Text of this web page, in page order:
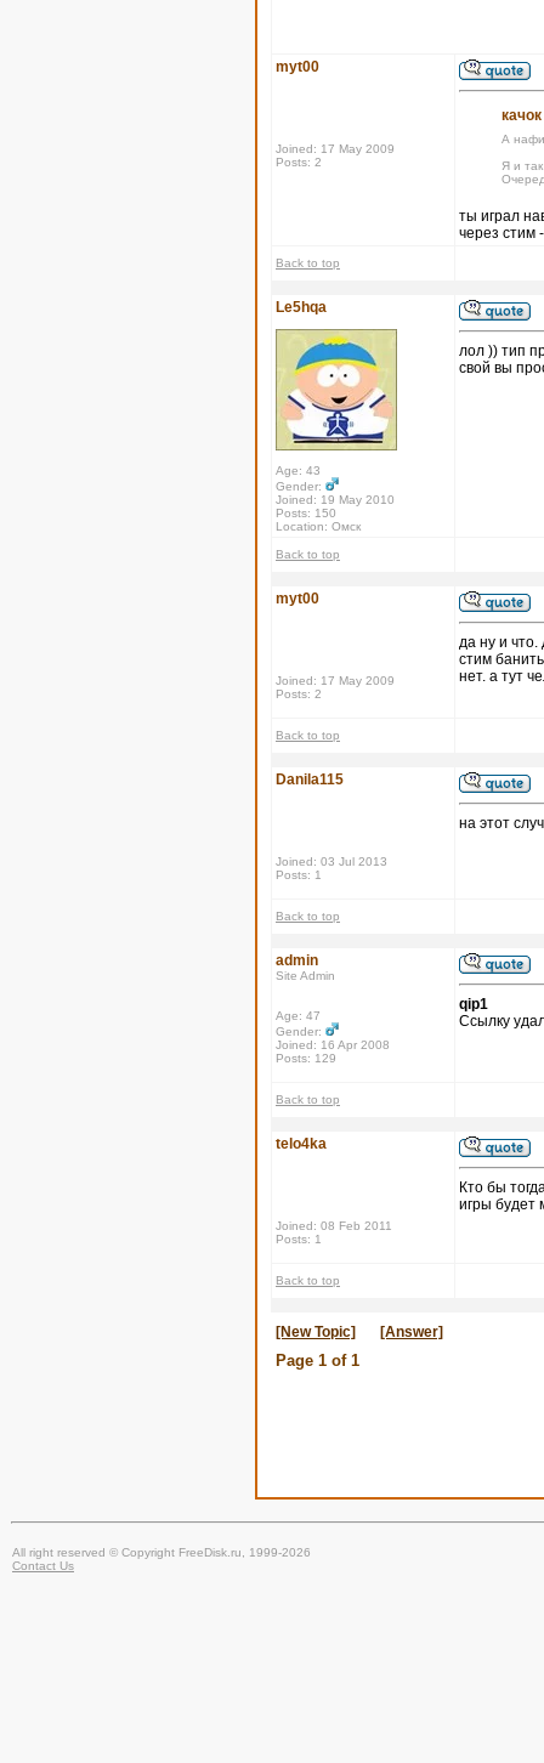
myt00
Joined: 17 May 2009
Posts: 2
А
Я и
ты играл
через стим
Back to top
Le5hqa
Age: 43
Gender:
Joined: 19 May 2010
Posts: 150
Location: Омск
лол )) тип
свой вы
Back to top
myt00
Joined: 17 May 2009
Posts: 2
да ну и что.
стим
нет. а тут
Back to top
Danila115
Joined: 03 Jul 2013
Posts: 1
на этот
Back to top
admin
Site Admin
Age: 47
Gender:
Joined: 16 Apr 2008
Posts: 129
qip1
Ссылку
Back to top
telo4ka
Joined: 08 Feb 2011
Posts: 1
Кто бы
игры будет
Back to top
[New Topic] [Answer]
Page 1 of 1
All right reserved © Copyright FreeDisk.ru, 1999-2026
Contact Us